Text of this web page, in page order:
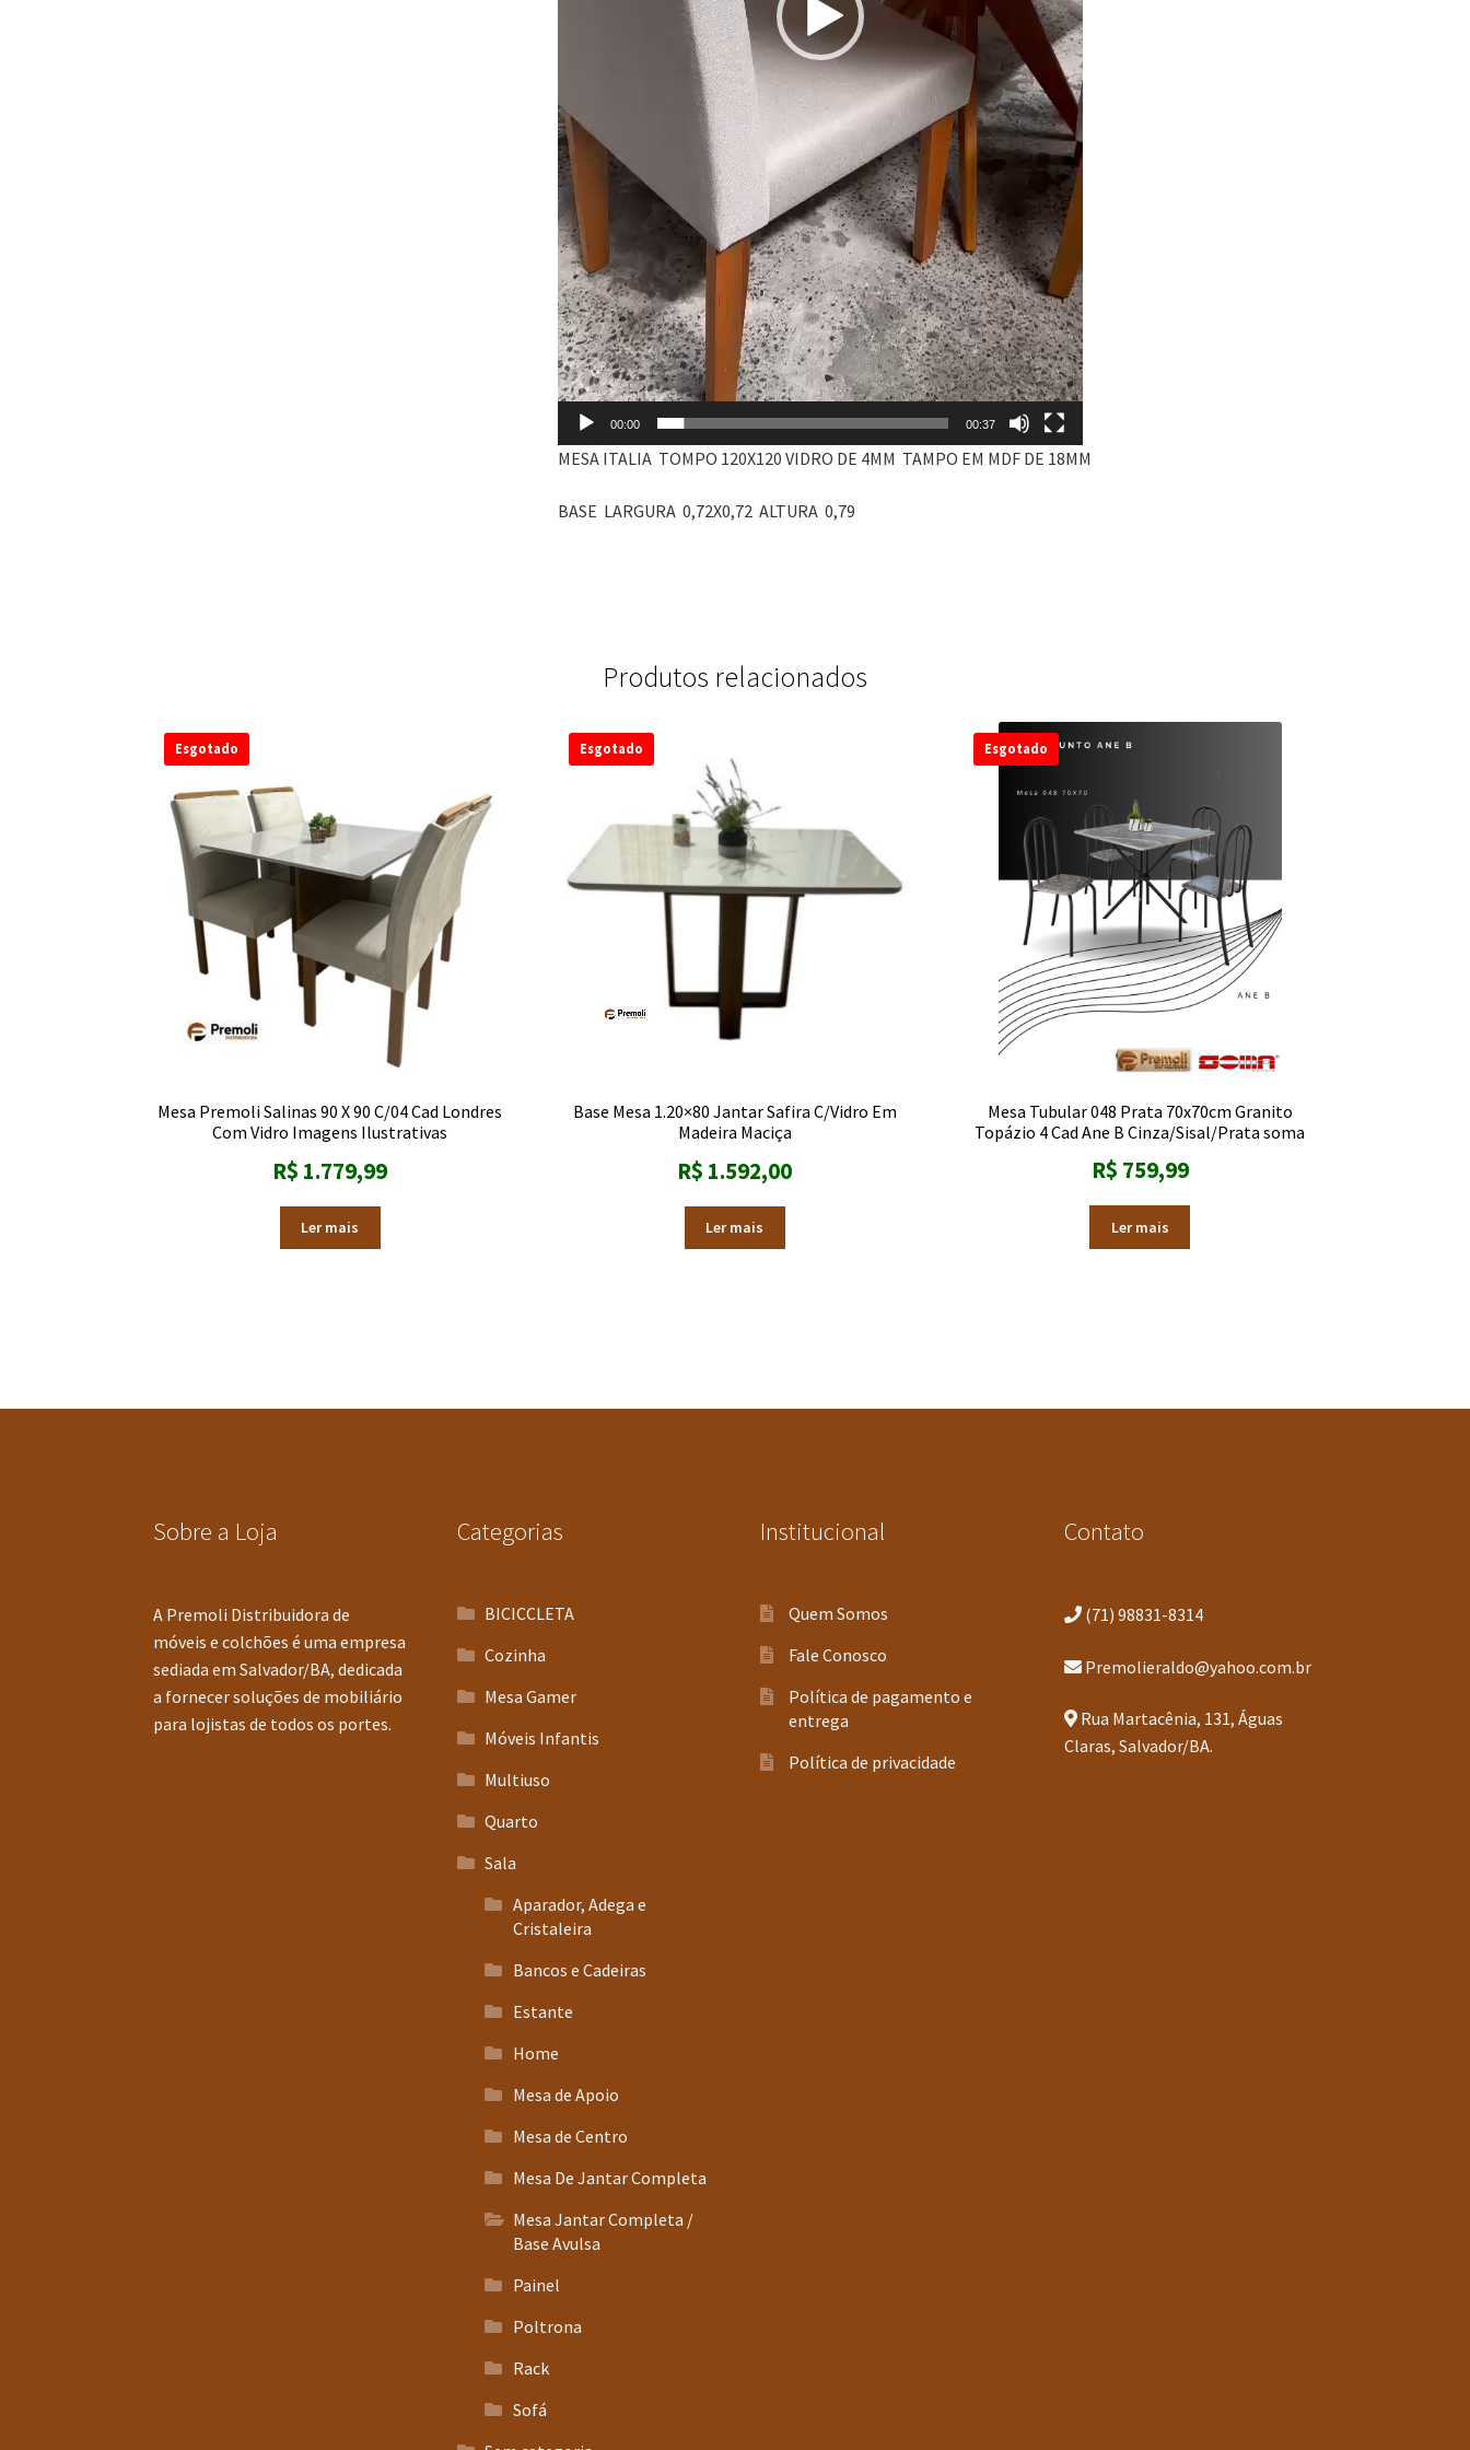
00:00 00:37
MESA ITALIA TOMPO 120X120 VIDRO DE 4MM TAMPO EM MDF DE 18MM
BASE LARGURA 0,72X0,72 ALTURA 0,79
Produtos relacionados
Esgotado
Mesa Premoli Salinas 90 X 90 C/04 Cad Londres
Com Vidro Imagens Ilustrativas
R$ 1.779,99
Ler mais
Esgotado
Base Mesa 1.20×80 Jantar Safira C/Vidro Em
Madeira Maciça
R$ 1.592,00
Ler mais
Esgotado
Mesa Tubular 048 Prata 70x70cm Granito
Topázio 4 Cad Ane B Cinza/Sisal/Prata soma
R$ 759,99
Ler mais
Sobre a Loja
A Premoli Distribuidora de
móveis e colchões é uma empresa
sediada em Salvador/BA, dedicada
a fornecer soluções de mobiliário
para lojistas de todos os portes.
Categorias
BICICCLETA
Cozinha
Mesa Gamer
Móveis Infantis
Multiuso
Quarto
Sala
Aparador, Adega e
Cristaleira
Bancos e Cadeiras
Estante
Home
Mesa de Apoio
Mesa de Centro
Mesa De Jantar Completa
Mesa Jantar Completa /
Base Avulsa
Painel
Poltrona
Rack
Sofá
Institucional
Quem Somos
Fale Conosco
Política de pagamento e
entrega
Política de privacidade
Contato
(71) 98831-8314
Premolieraldo@yahoo.com.br
Rua Martacênia, 131, Águas
Claras, Salvador/BA.